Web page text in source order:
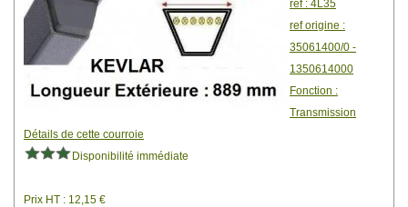
ref : 4L35
ref origine :
35061400/0 -
1350614000
Fonction :
Transmission
Détails de cette courroie
Disponibilité immédiate
Prix HT : 12,15 €